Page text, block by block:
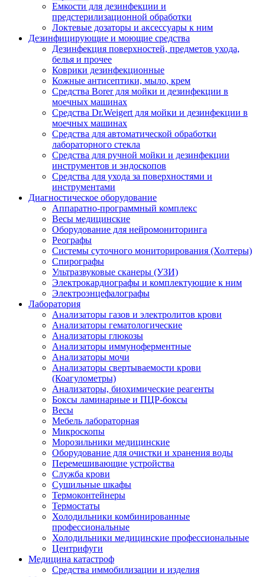
Емкости для дезинфекции и
предстерилизационной обработки
Локтевые дозаторы и аксессуары к ним
Дезинфицирующие и моющие средства
Дезинфекция поверхностей, предметов ухода,
белья и прочее
Коврики дезинфекционные
Кожные антисептики, мыло, крем
Средства Borer для мойки и дезинфекции в
моечных машинах
Средства Dr.Weigert для мойки и дезинфекции в
моечных машинах
Средства для автоматической обработки
лабораторного стекла
Средства для ручной мойки и дезинфекции
инструментов и эндоскопов
Средства для ухода за поверхностями и
инструментами
Диагностическое оборудование
Аппаратно-программный комплекс
Весы медицинские
Оборудование для нейромониторинга
Реографы
Системы суточного мониторирования (Холтеры)
Спирографы
Ультразвуковые сканеры (УЗИ)
Электрокардиографы и комплектующие к ним
Электроэнцефалографы
Лаборатория
Анализаторы газов и электролитов крови
Анализаторы гематологические
Анализаторы глюкозы
Анализаторы иммуноферментные
Анализаторы мочи
Анализаторы свертываемости крови
(Коагулометры)
Анализаторы, биохимические реагенты
Боксы ламинарные и ПЦР-боксы
Весы
Мебель лабораторная
Микроскопы
Морозильники медицинские
Оборудование для очистки и хранения воды
Перемешивающие устройства
Служба крови
Сушильные шкафы
Термоконтейнеры
Термостаты
Холодильники комбинированные
профессиональные
Холодильники медицинские профессиональные
Центрифуги
Медицина катастроф
Средства иммобилизации и изделия